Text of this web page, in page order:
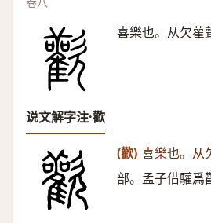
喜樂也。从欠雚
说文解字注·歡
(歡) 喜樂也。从
部。孟子借驩爲